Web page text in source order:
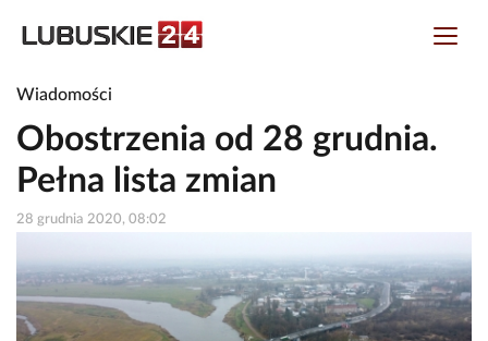
Wiadomości
Obostrzenia od 28 grudnia.
Pełna lista zmian
28 grudnia 2020, 08:02